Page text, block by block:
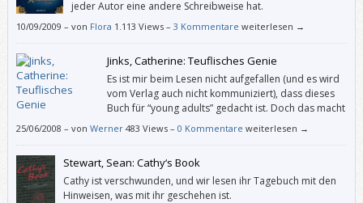
jeder Autor eine andere Schreibweise hat.
10/09/2009 – von Flora 1.113 Views – 3 Kommentare weiterlesen →
Jinks, Catherine: Teuflisches Genie
Es ist mir beim Lesen nicht aufgefallen (und es wird
vom Verlag auch nicht kommuniziert), dass dieses
Buch für “young adults” gedacht ist. Doch das macht
rein gar nichts: Auch wenn “Teuflisches Genie” die
25/06/2008 – von Werner 483 Views – 0 Kommentare weiterlesen →
Stewart, Sean: Cathy‘s Book
Cathy ist verschwunden, und wir lesen ihr Tagebuch mit den
Hinweisen, was mit ihr geschehen ist.